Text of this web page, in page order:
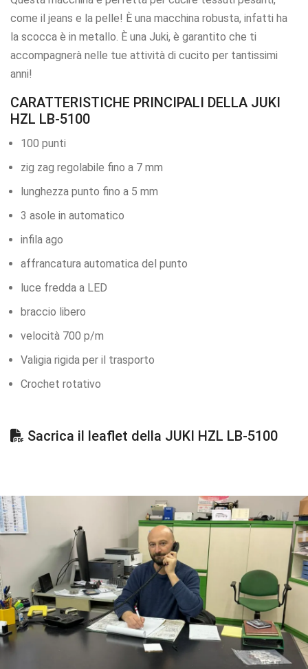
come il jeans e la pelle! È una macchina robusta, infatti ha
la scocca è in metallo. È una Juki, è garantito che ti
accompagnerà nelle tue attività di cucito per tantissimi
anni!
CARATTERISTICHE PRINCIPALI DELLA JUKI
HZL LB-5100
100 punti
zig zag regolabile fino a 7 mm
lunghezza punto fino a 5 mm
3 asole in automatico
infila ago
affrancatura automatica del punto
luce fredda a LED
braccio libero
velocità 700 p/m
Valigia rigida per il trasporto
Crochet rotativo
Sacrica il leaflet della JUKI HZL LB-5100